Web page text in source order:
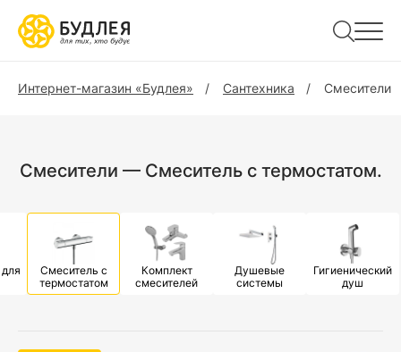
Интернет-магазин «Будлея» Сантехника Смесители
Смесители — Смеситель с термостатом.
Смеситель с
термостатом
Комплект
смесителей
Душевые
системы
Гигиенический
душ